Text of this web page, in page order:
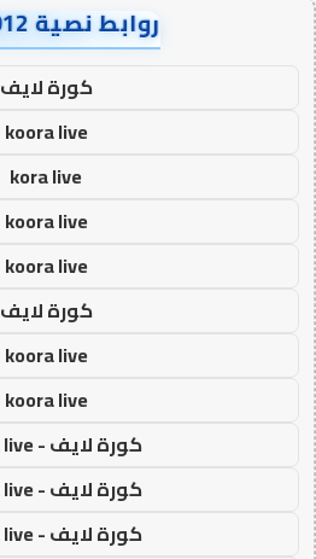
روابط نصية AA18012
كورة لايف
koora live
kora live
koora live
koora live
كورة لايف
koora live
koora live
كورة لايف - koora live
كورة لايف - koora live
كورة لايف - koora live